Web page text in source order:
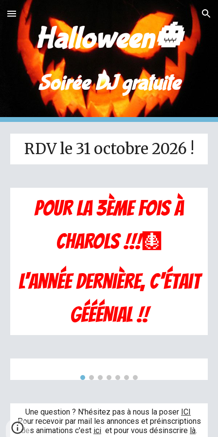
Skip to main content Skip to navigation
Halloween🎃
Soirée DJ gratuite
RDV le 31 octobre 2026 !
Pour la 3ème fois à
CHAROLS !!!🩻
L'année dernière, C'était
GéééNial !!
Une question ? N'hésitez pas à nous la poser ICI
Pour recevoir par mail les annonces et préinscriptions
des animations c'est ici et pour vous désinscrire là.